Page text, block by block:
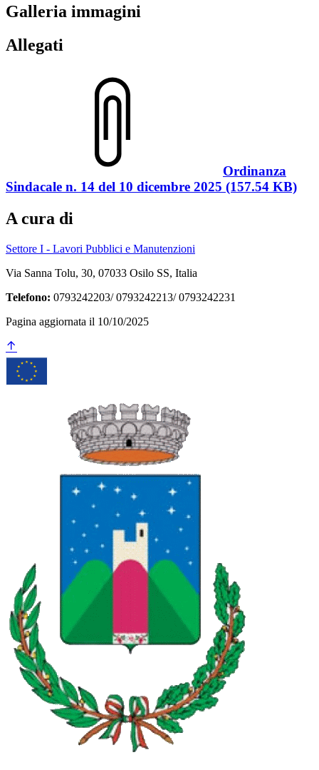
Galleria immagini
Allegati
Ordinanza
Sindacale n. 14 del 10 dicembre 2025 (157.54 KB)
A cura di
Settore I - Lavori Pubblici e Manutenzioni
Via Sanna Tolu, 30, 07033 Osilo SS, Italia
Telefono: 0793242203/ 0793242213/ 0793242231
Pagina aggiornata il 10/10/2025